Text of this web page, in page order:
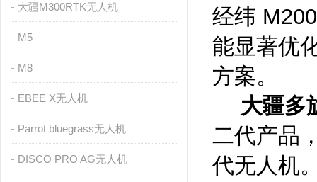
大疆M300RTK无人机
M5
M8
EBEE X无人机
Parrot bluegrass无人机
DISCO PRO AG无人机
经纬
能显著优
方案。
大疆多
二代产品
代无人机